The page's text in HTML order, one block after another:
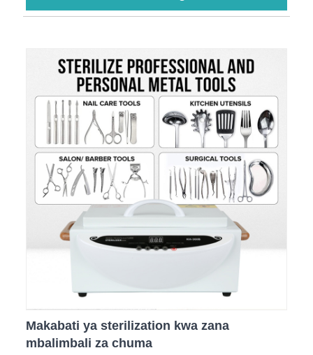
Makabati ya sterilization kwa zana
mbalimbali za chuma